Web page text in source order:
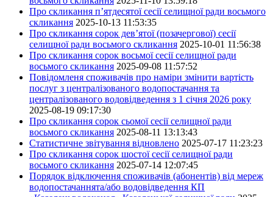
Про скликання п’ятдесятої сесії селищної ради восьмого
скликання 2025-10-13 11:53:35
Про скликання сорок дев’ятої (позачергової) сесії
селищної ради восьмого скликання 2025-10-01 11:56:38
Про скликання сорок восьмої сесії селищної ради
восьмого скликання 2025-09-08 11:57:52
Повідомленя споживачів про наміри змінити вартість
послуг з централізованого водопостачання та
централізованого водовідведення з 1 січня 2026 року
2025-08-19 09:17:30
Про скликання сорок сьомої сесії селищної ради
восьмого скликання 2025-08-11 13:13:43
Статистичне звітування відновлено 2025-07-17 11:23:23
Про скликання сорок шостої сесії селищної ради
восьмого скликання 2025-07-14 12:07:45
Порядок відключення споживачів (абонентів) від мереж
водопостачаннята/або водовідведення КП